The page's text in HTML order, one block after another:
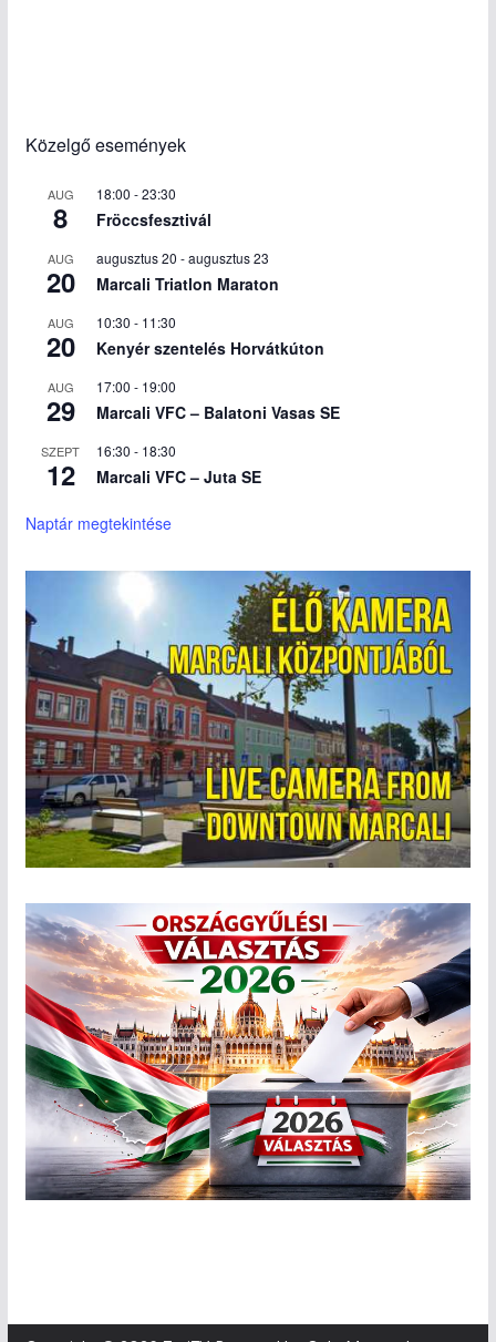
Közelgő események
AUG
8
18:00 -23:30
Fröccsfesztivál
AUG
20
augusztus 20 -augusztus 23
Marcali Triatlon Maraton
AUG
20
10:30 - 11:30
Kenyér szentelés Horvátkúton
AUG
29
17:00 - 19:00
Marcali VFC – Balatoni Vasas SE
SZEPT
12
16:30 - 18:30
Marcali VFC – Juta SE
Naptár megtekintése